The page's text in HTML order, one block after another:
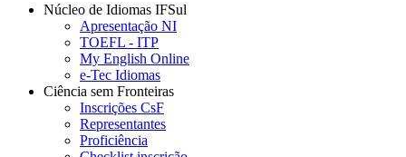
Núcleo de Idiomas IFSul
Apresentação NI
TOEFL - ITP
My English Online
e-Tec Idiomas
Ciência sem Fronteiras
Inscrições CsF
Representantes
Proficiência